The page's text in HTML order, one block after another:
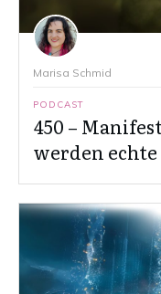
Marisa Schmid
PODCAST
450 –
werden